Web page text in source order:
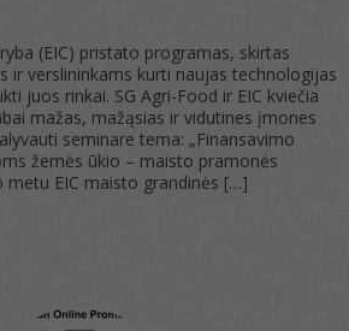
(EIC) pristato programas, skirtas
ir verslininkams kurti naujas technologijas
juos rinkai. SG Agri-Food ir EIC kviečia
mažas, mažąsias ir vidutines įmones
seminare tema: „Finansavimo
žemės ūkio – maisto pramonės
metu EIC maisto grandinės […]